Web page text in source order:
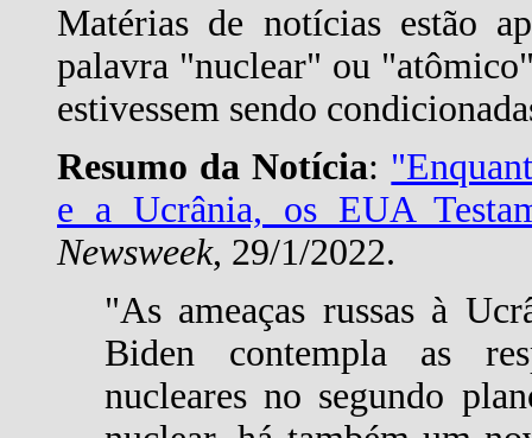
Matérias de notícias estão
palavra "nuclear" ou
estivessem sendo
Resumo da Notícia:
e a Ucrânia, os EUA
Newsweek, 29/1/2022.
"As ameaças russas à
Biden contempla as
nucleares no segundo